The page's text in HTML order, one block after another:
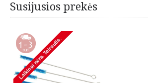
Susijusios prekės